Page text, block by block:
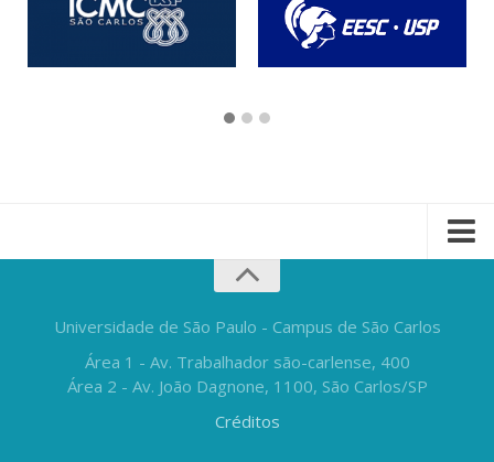
Universidade de São Paulo - Campus de São Carlos
Área 1 - Av. Trabalhador são-carlense, 400
Área 2 - Av. João Dagnone, 1100, São Carlos/SP
Créditos